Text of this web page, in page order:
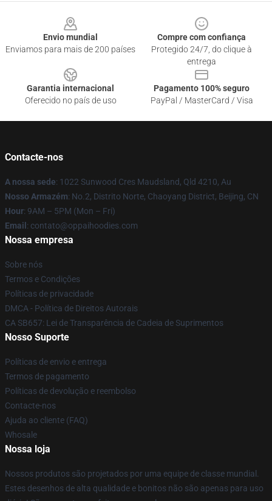
Envio mundial
Enviamos para mais de 200 países
Compre com confiança
Protegido 24/7, do clique à
entrega
Garantia internacional
Oferecido no país de uso
Pagamento 100% seguro
PayPal / MasterCard / Visa
Contacte-nos
A nossa sede: 1022 Sunwood Cres Maudsland, Qld 4210, Au
Nosso Armazém: No.2, Distrito Norte, Chaoyang District, Beijing, CN
Hour: 9AM – 5PM (Mon – Fri)
Email : contato@oppaihoodies.com
Nossa empresa
Sobre nós
Termos e Condições
Políticas de privacidade
DMCA - Política de Direitos Autorais
CA SB657: Lei de Transparência de Cadeia de Suprimentos
Nosso Suporte
Políticas de envio e entrega
Termos de pagamento
Políticas de devolução e reembolso
Contacte-nos
Ajuda ao cliente (FAQ)
Whosale
Nossa loja
Nossos produtos são projetados por uma equipe de classe mundial.
Estes desenhos de alta qualidade e bonitos não são apenas para uso